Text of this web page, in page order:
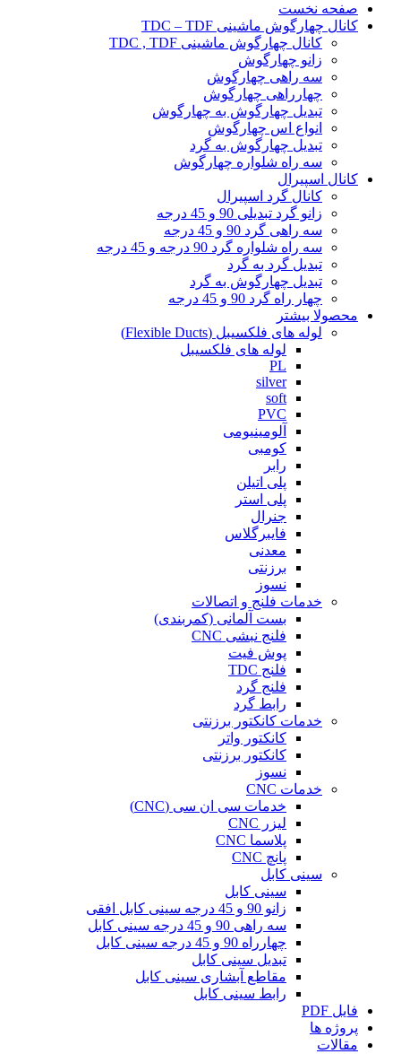
صفحه نخست
کانال چهارگوش ماشینی TDC – TDF
کانال چهارگوش ماشینی TDC , TDF
زانو چهارگوش
سه راهی چهارگوش
چهارراهی چهارگوش
تبدیل چهارگوش به چهارگوش
انواع اس چهارگوش
تبدیل چهارگوش به گرد
سه راه شلواره چهارگوش
کانال اسپیرال
کانال گرد اسپیرال
زانو گرد تبدیلی 90 و 45 درجه
سه راهی گرد 90 و 45 درجه
سه راه شلواره گرد 90 درجه و 45 درجه
تبدیل گرد به گرد
تبدیل چهارگوش به گرد
چهار راه گرد 90 و 45 درجه
محصولا بیشتر
لوله های فلکسیبل (Flexible Ducts)
لوله های فلکسیبل
PL
silver
soft
PVC
آلومینیومی
کومبی
رابر
پلی اتیلن
پلی استر
جنرال
فایبرگلاس
معدنی
برزنتی
نسوز
خدمات فلنج و اتصالات
بست آلمانی (کمربندی)
فلنج نبشی CNC
پوش فیت
فلنج TDC
فلنج گرد
رابط گرد
خدمات کانکتور برزنتی
کانکتور واتر
کانکتور برزنتی
نسوز
خدمات CNC
خدمات سی ان سی (CNC)
لیزر CNC
پلاسما CNC
پانچ CNC
سینی کابل
سینی کابل
زانو 90 و 45 درجه سینی کابل افقی
سه راهی 90 و 45 درجه سینی کابل
چهارراه 90 و 45 درجه سینی کابل
تبدیل سینی کابل
مقاطع آبشاری سینی کابل
رابط سینی کابل
فایل PDF
پروژه ها
مقالات